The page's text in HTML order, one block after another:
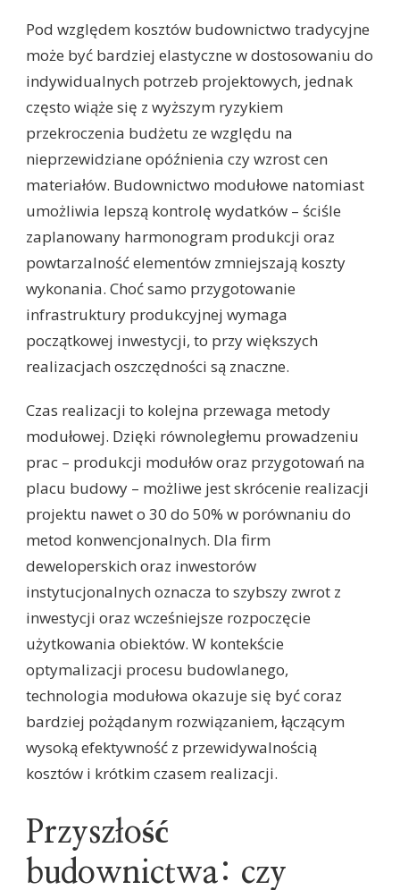
Pod względem kosztów budownictwo tradycyjne
może być bardziej elastyczne w dostosowaniu do
indywidualnych potrzeb projektowych, jednak
często wiąże się z wyższym ryzykiem
przekroczenia budżetu ze względu na
nieprzewidziane opóźnienia czy wzrost cen
materiałów. Budownictwo modułowe natomiast
umożliwia lepszą kontrolę wydatków – ściśle
zaplanowany harmonogram produkcji oraz
powtarzalność elementów zmniejszają koszty
wykonania. Choć samo przygotowanie
infrastruktury produkcyjnej wymaga
początkowej inwestycji, to przy większych
realizacjach oszczędności są znaczne.
Czas realizacji to kolejna przewaga metody
modułowej. Dzięki równoległemu prowadzeniu
prac – produkcji modułów oraz przygotowań na
placu budowy – możliwe jest skrócenie realizacji
projektu nawet o 30 do 50% w porównaniu do
metod konwencjonalnych. Dla firm
deweloperskich oraz inwestorów
instytucjonalnych oznacza to szybszy zwrot z
inwestycji oraz wcześniejsze rozpoczęcie
użytkowania obiektów. W kontekście
optymalizacji procesu budowlanego,
technologia modułowa okazuje się być coraz
bardziej pożądanym rozwiązaniem, łączącym
wysoką efektywność z przewidywalnością
kosztów i krótkim czasem realizacji.
Przyszłość
budownictwa: czy